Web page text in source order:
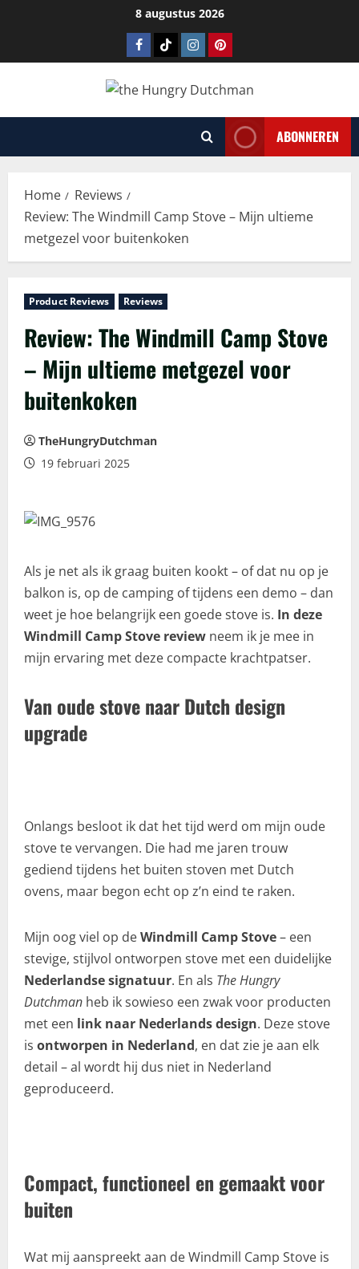
8 augustus 2026
Facebook
TiktokInstagramPinterest
ABONNEREN
Home
Reviews
Review: The Windmill Camp Stove – Mijn ultieme
metgezel voor buitenkoken
Product Reviews Reviews
Review: The Windmill Camp Stove
– Mijn ultieme metgezel voor
buitenkoken
TheHungryDutchman
19 februari 2025
Als je net als ik graag buiten kookt – of dat nu op je
balkon is, op de camping of tijdens een demo – dan
weet je hoe belangrijk een goede stove is. In deze
Windmill Camp Stove review neem ik je mee in
mijn ervaring met deze compacte krachtpatser.
Van oude stove naar Dutch design
upgrade
Onlangs besloot ik dat het tijd werd om mijn oude
stove te vervangen. Die had me jaren trouw
gediend tijdens het buiten stoven met Dutch
ovens, maar begon echt op z’n eind te raken.
Mijn oog viel op deWindmill Camp Stove– een
stevige, stijlvol ontworpen stove met een duidelijke
Nederlandse signatuur. En als The Hungry
Dutchman heb ik sowieso een zwak voor producten
met een link naar Nederlands design. Deze stove
is ontworpen in Nederland, en dat zie je aan elk
detail – al wordt hij dus niet in Nederland
geproduceerd.
Compact, functioneel en gemaakt voor
buiten
Wat mij aanspreekt aan de Windmill Camp Stove is